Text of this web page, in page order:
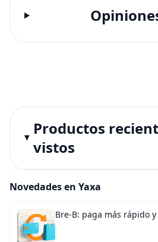
Productos
vistos
Novedades en Yaxa
Bre-B: paga más rápido